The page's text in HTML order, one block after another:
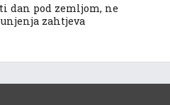
dan pod zemljom, ne
zahtjeva